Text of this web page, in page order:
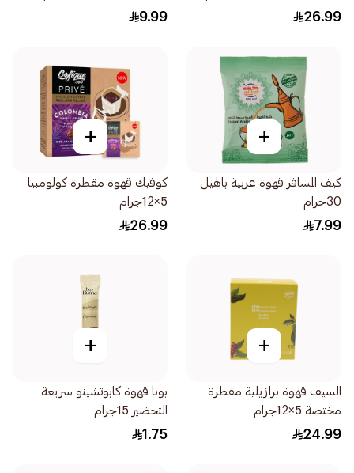
26.99
9.99
+
كيف المسافر قهوة عربية بالهيل
30جرام
7.99
+
كوفيك قهوة مقطرة كولومبيا
5×12جرام
26.99
+
السيف قهوة برازيلية مقطرة
مختصة 5×12جرام
24.99
+
بونا قهوة كابوتشينو سريعة
التحضير 15جرام
1.75